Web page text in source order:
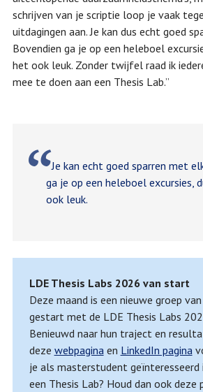
schrijven van je scriptie loop je vaak
uitdagingen aan. Je kan dus echt goed
Bovendien ga je op een heleboel
het ook leuk. Zonder twijfel raad ik
mee te doen aan een Thesis Lab.”
Je kan echt goed sparren met
ga je op een heleboel excursies,
ook leuk.
LDE Thesis Labs 2026 van start
Deze maand is een nieuwe groep
gestart met de LDE Thesis Labs
Benieuwd naar hun traject en
deze webpaginaen LinkedIn pagina
je als masterstudent geïnteresseerd
een Thesis Lab? Houd dan ook deze